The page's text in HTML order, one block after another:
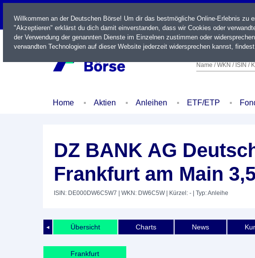
LIVE
Name / WKN / ISIN /
Home Aktien Anleihen ETF/ETP
DZ BANK AG
Frankfurt am Main
ISIN: DE000DW6C5W7 | WKN: DW6C5W| Kürzel: - | Typ: Anleihe
◄ Übersicht Charts News
Frankfurt
Willkommen an der Deutschen Börse! Um dir das bestmögliche Online-Erlebnis
"Akzeptieren" erklärst du dich damit einverstanden, dass wir Cookies oder
der Verwendung der genannten Dienste im Einzelnen zustimmen oder
verwandten Technologien auf dieser Website jederzeit widersprechen kannst,